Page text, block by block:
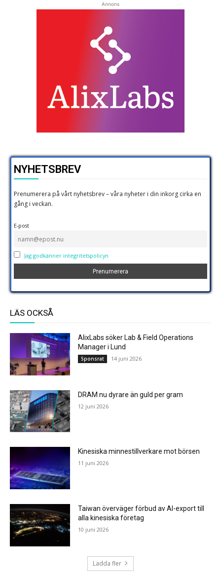
Annons
NYHETSBREV
Prenumerera på vårt nyhetsbrev – våra nyheter i din inkorg cirka en
gång i veckan.
E-post
Jag godkänner integritetspolicyn
LÄS OCKSÅ
AlixLabs söker Lab & Field Operations
Manager i Lund
Sponsrat 14 juni 2026
DRAM nu dyrare än guld per gram
12 juni 2026
Kinesiska minnestillverkare mot börsen
11 juni 2026
Taiwan överväger förbud av AI-export till
alla kinesiska företag
10 juni 2026
Ladda fler